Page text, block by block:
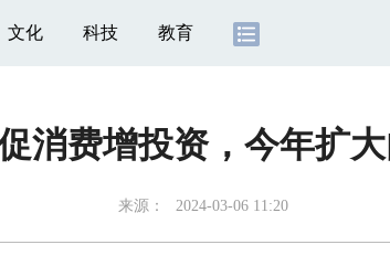
文化 科技 教育
消费增投资，今年扩大
来源： 2024-03-06 11:20